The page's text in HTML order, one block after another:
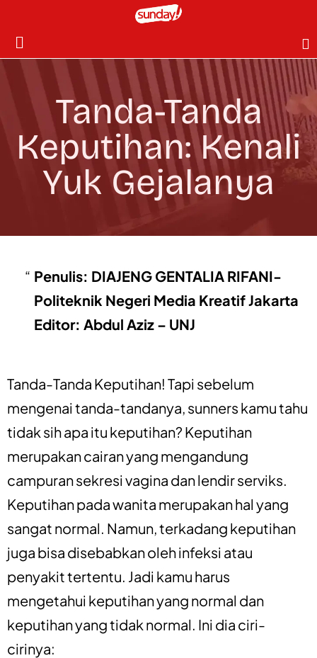
Tanda-Tanda
Keputihan: Kenali
Yuk Gejalanya
Penulis: DIAJENG GENTALIA RIFANI-
Politeknik Negeri Media Kreatif Jakarta
Editor: Abdul Aziz – UNJ
Tanda-Tanda Keputihan! Tapi sebelum
mengenai tanda-tandanya, sunners kamu tahu
tidak sih apa itu keputihan? Keputihan
merupakan cairan yang mengandung
campuran sekresi vagina dan lendir serviks.
Keputihan pada wanita merupakan hal yang
sangat normal. Namun, terkadang keputihan
juga bisa disebabkan oleh infeksi atau
penyakit tertentu. Jadi kamu harus
mengetahui keputihan yang normal dan
keputihan yang tidak normal. Ini dia ciri-
cirinya: